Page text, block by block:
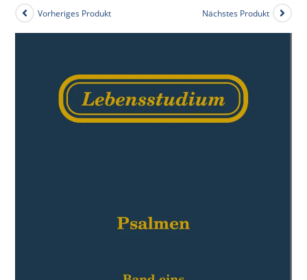
Vorheriges Produkt Nächstes Produkt